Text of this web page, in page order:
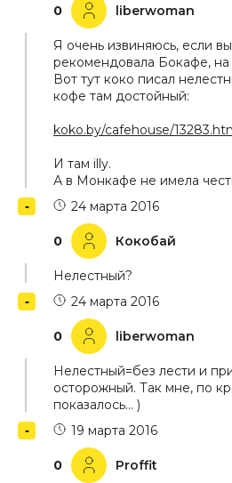
0 liberwoman
Я очень извиняюсь, если
рекомендовала Бокафе, на
Вот тут коко писал
кофе там достойный:
koko.by/cafehouse/
И там illy.
А в Монкафе не имела
0 Кокобай
24 марта 2016
Нелестный?
0 liberwoman
24 марта 2016
Нелестный=без лести и
осторожный. Так мне, по
показалось… )
0 Proffit
19 марта 2016